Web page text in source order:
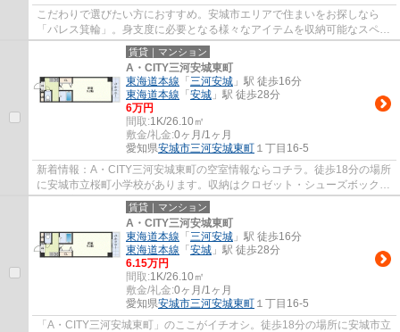
こだわりで選びたい方におすすめ。安城市エリアで住まいをお探しなら
「パレス箕輪」。身支度に必要となる様々なアイテムを収納可能なスペー
スがある独立洗面台が付いています。共用設...
賃貸｜マンション
A・CITY三河安城東町
東海道本線 「 三河安城 」駅 徒歩16分
東海道本線 「 安城 」駅 徒歩28分
6万円
間取:1K/26.10㎡
敷金/礼金:0ヶ月/1ヶ月
愛知県安城市三河安城東町 １丁目16-5
新着情報：A・CITY三河安城東町の空室情報ならコチラ。徒歩18分の場所
に安城市立桜町小学校があります。収納はクロゼット・シューズボックス
など豊富なので、衣類や履き物の整理がしや...
賃貸｜マンション
A・CITY三河安城東町
東海道本線 「 三河安城 」駅 徒歩16分
東海道本線 「 安城 」駅 徒歩28分
6.15万円
間取:1K/26.10㎡
敷金/礼金:0ヶ月/1ヶ月
愛知県安城市三河安城東町 １丁目16-5
「A・CITY三河安城東町」のここがイチオシ。徒歩18分の場所に安城市立